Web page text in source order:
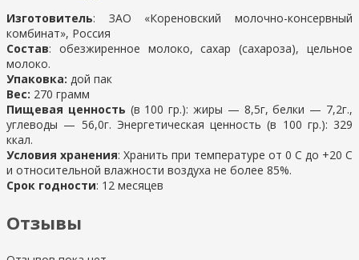
Изготовитель: ЗАО «Кореновский молочно-консервный
комбинат», Россия
Состав: обезжиренное молоко, сахар (сахароза), цельное
молоко.
Упаковка: дой пак
Вес: 270 грамм
Пищевая ценность (в 100 гр.): жиры — 8,5г, белки — 7,2г.,
углеводы — 56,0г. Энергетическая ценность (в 100 гр.): 329
ккал.
Условия хранения: Хранить при температуре от 0 С до +20 С
и относительной влажности воздуха не более 85%.
Срок годности: 12 месяцев
Отзывы